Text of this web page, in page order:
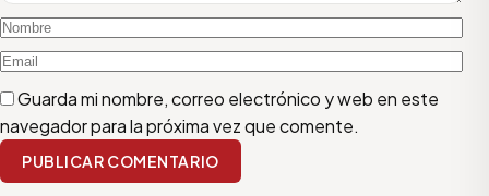
Guarda mi nombre, correo electrónico y web en este
navegador para la próxima vez que comente.
PUBLICAR COMENTARIO